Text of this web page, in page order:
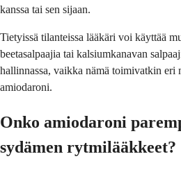
kanssa tai sen sijaan.
Tietyissä tilanteissa lääkäri voi käyttää
beetasalpaajia tai kalsiumkanavan
hallinnassa, vaikka nämä toimivatkin eri
amiodaroni.
Onko amiodaroni
sydämen rytmilääkkeet?